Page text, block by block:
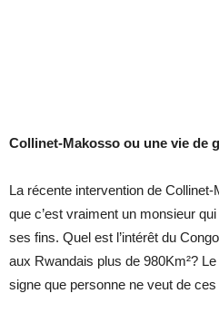
Collinet-Makosso ou une vie de
La récente intervention de
que c’est vraiment un monsieur
ses fins. Quel est l’intérêt du
aux Rwandais plus de 980Km²?
signe que personne ne veut de